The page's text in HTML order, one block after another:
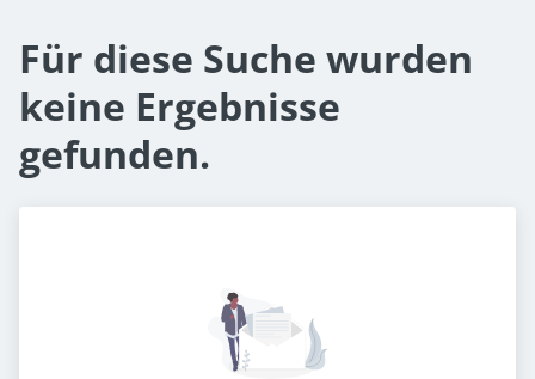
Für diese Suche wurden
keine Ergebnisse
gefunden.